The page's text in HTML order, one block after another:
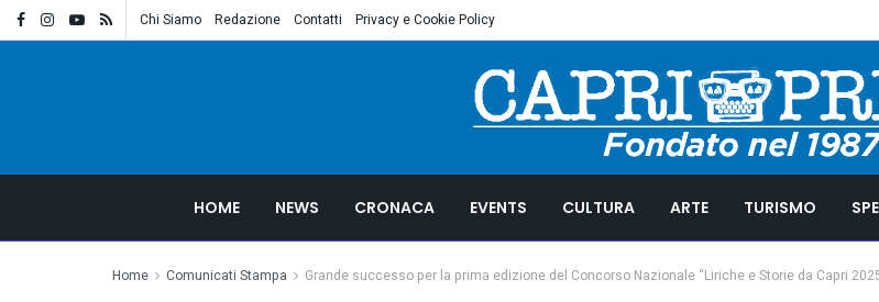
Chi Siamo Redazione Contatti Privacy e Cookie Policy
HOME NEWS CRONACA EVENTS CULTURA ARTE TURISMO
Home Comunicati Stampa Grande successo per la prima edizione del Concorso Nazionale “Liriche e Storie da Capri